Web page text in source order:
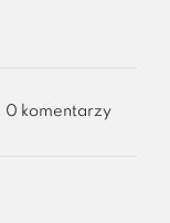
0 komentarzy